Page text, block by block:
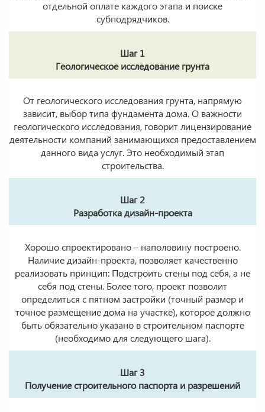
отдельной оплате каждого этапа и поиске
субподрядчиков.
Шаг 1
Геологическое исследование грунта
От геологического исследования грунта, напрямую
зависит, выбор типа фундамента дома. О важности
геологического исследования, говорит лицензирование
деятельности компаний занимающихся предоставлением
данного вида услуг. Это необходимый этап
строительства.
Шаг 2
Разработка дизайн-проекта
Хорошо спроектировано – наполовину построено.
Наличие дизайн-проекта, позволяет качественно
реализовать принцип: Подстроить стены под себя, а не
себя под стены. Более того, проект позволит
определиться с пятном застройки (точный размер и
точное размещение дома на участке), которое должно
быть обязательно указано в строительном паспорте
(необходимо для следующего шага).
Шаг 3
Получение строительного паспорта и разрешений